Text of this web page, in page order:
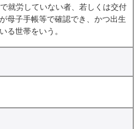
就労していない者、若しくは交付
母子手帳等で確認でき、かつ出生
る世帯をいう。